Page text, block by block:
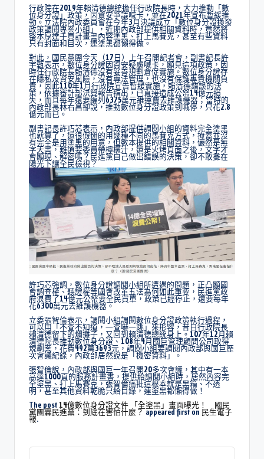
行政院在2019年賴清德總統擔任行政院長時，大力推動「數
位身分證」政策，因資安爭議喊卡，並在2021年宣布暫緩推
動。立法院內政委員會在今年3月決議成立「數位身分證換發
政策調閱專案小組」，近期內政部提供相關資料時，竟然將
整本厚達千頁計畫書內容塗黑、打上馬賽克，甚至有些資料
只有封面和目次，連塗黑都懶得做。
對此，國民黨團今天（17日）上午召開記者會，副書記長許
宇甄表示，數位身分證因資安疑慮喊卡，顯見這項政策，因
時任行政院長賴清德沒有妥善規劃倉促實施。數位身分證存
在隱私及資安風險，沒有專法管理，也沒有保護專責機關負
責，因此110年1月行政院宣告暫緩實施，賴清德錯誤的決
策，依據審計部決算報告指出，已直接造成公帑14億元損
失，而且每年還要編列6375萬元維運費去維護機器；當時的
內政部長林右昌卻說，推動數位身分證政策到喊停，只花2.8
億元而已。
副書記長許巧芯表示，內政部提供調閱小組的資料完全塗黑
也就算了，還很假掰的用幾種不同的馬賽克方式，掩蓋並沒
有完全是用塗黑的用意，但數本提供的相關資料，儼然是無
字天書，難道要委員帶檸檬汁，還是火烤頁面之後，文字才
會顯現、解密嗎？民進黨自己做出錯誤的決策，卻不敢攤在
陽光下讓全民檢視？
許巧芯強調，數位身分證調閱小組所遭遇的問題，正凸顯國
會調查權、聽證權等國會改革五法為何如此重要，民進黨政
府浪費了14億元公帑要全民買單，政策已經停止，還要每年
花6300萬元去維護機器。
立委張智倫表示，調閱小組調閱數位身分證政策執行過程，
可以用「不查不知道，一查嚇一跳」來形容，昔日行政院長
賴清德留下的爛攤子，又回到賴清德總統身上。107年12月賴
清德院長推動數位身分證、108年4月國巨管理顧問公司取得
規劃案，花費492萬3693元，調閱小組要調閱內政部與國巨歷
次會議紀錄，內政部居然說是「機密資料」。
張智倫說，內政部與國巨一年召開20多次會議，其中有一本
高達1000頁的服務計畫書，提供給調閱小組時，居然內容完
全塗黑、打上馬賽克，張智倫痛批這根本就是黑箱、不透
明，甚至其他資料乾脆只給目錄，連塗黑都懶得做！
The post 14億數位身分證文件 「全塗黑」畫面曝光！ 國民
黨團轟民進黨：到底在害怕什麼？appeared first on 民生電子
報.